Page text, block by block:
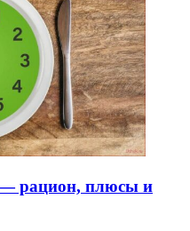
— рацион, плюсы и